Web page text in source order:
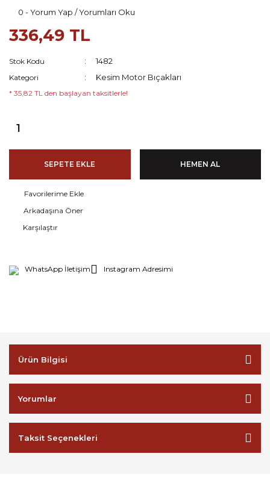
0 - Yorum Yap / Yorumları Oku
336,49 TL
Stok Kodu 1482
Kategori Kesim Motor Bıçakları
* 35,82 TL den başlayan taksitlerle!
SEPETE EKLE HEMEN AL
Arkadaşına Öner
Karşılaştır
WhatsApp İletişim Instagram Adresimi
Ürün Bilgisi
Yorumlar
Taksit Seçenekleri